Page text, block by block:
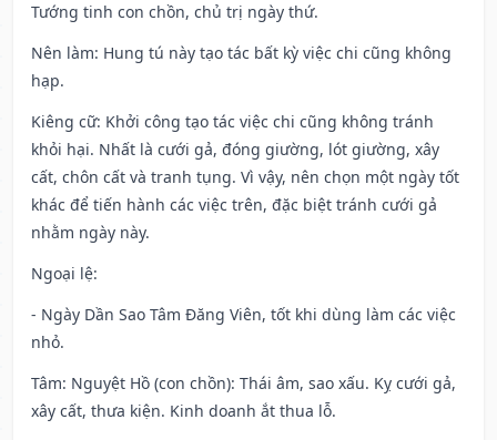
Tướng tinh con chồn, chủ trị ngày thứ.
Nên làm: Hung tú này tạo tác bất kỳ việc chi cũng không
hạp.
Kiêng cữ: Khởi công tạo tác việc chi cũng không tránh
khỏi hại. Nhất là cưới gả, đóng giường, lót giường, xây
cất, chôn cất và tranh tụng. Vì vậy, nên chọn một ngày tốt
khác để tiến hành các việc trên, đặc biệt tránh cưới gả
nhằm ngày này.
Ngoại lệ:
- Ngày Dần Sao Tâm Đăng Viên, tốt khi dùng làm các việc
nhỏ.
Tâm: Nguyệt Hồ (con chồn): Thái âm, sao xấu. Kỵ cưới gả,
xây cất, thưa kiện. Kinh doanh ắt thua lỗ.